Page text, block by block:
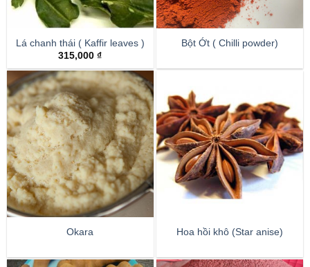
Lá chanh thái ( Kaffir leaves )
315,000₫
Bột Ớt ( Chilli powder)
Okara Hoa hồi khô (Star anise)